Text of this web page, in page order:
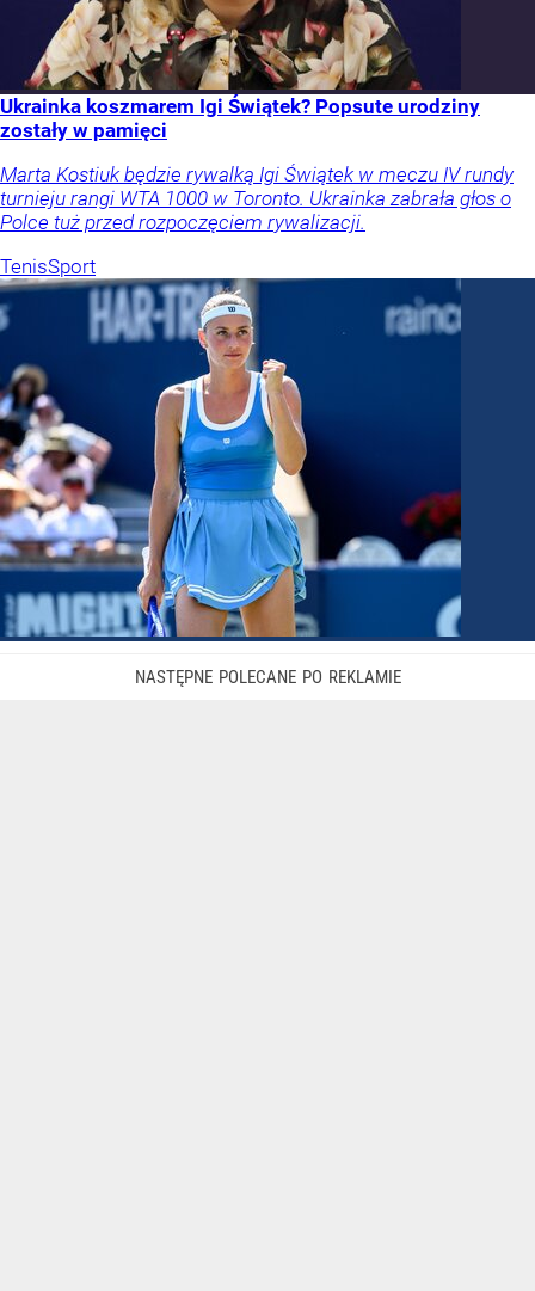
Ukrainka koszmarem Igi Świątek? Popsute urodziny
zostały w pamięci
Marta Kostiuk będzie rywalką Igi Świątek w meczu IV rundy
turnieju rangi WTA 1000 w Toronto. Ukrainka zabrała głos o
Polce tuż przed rozpoczęciem rywalizacji.
TenisSport